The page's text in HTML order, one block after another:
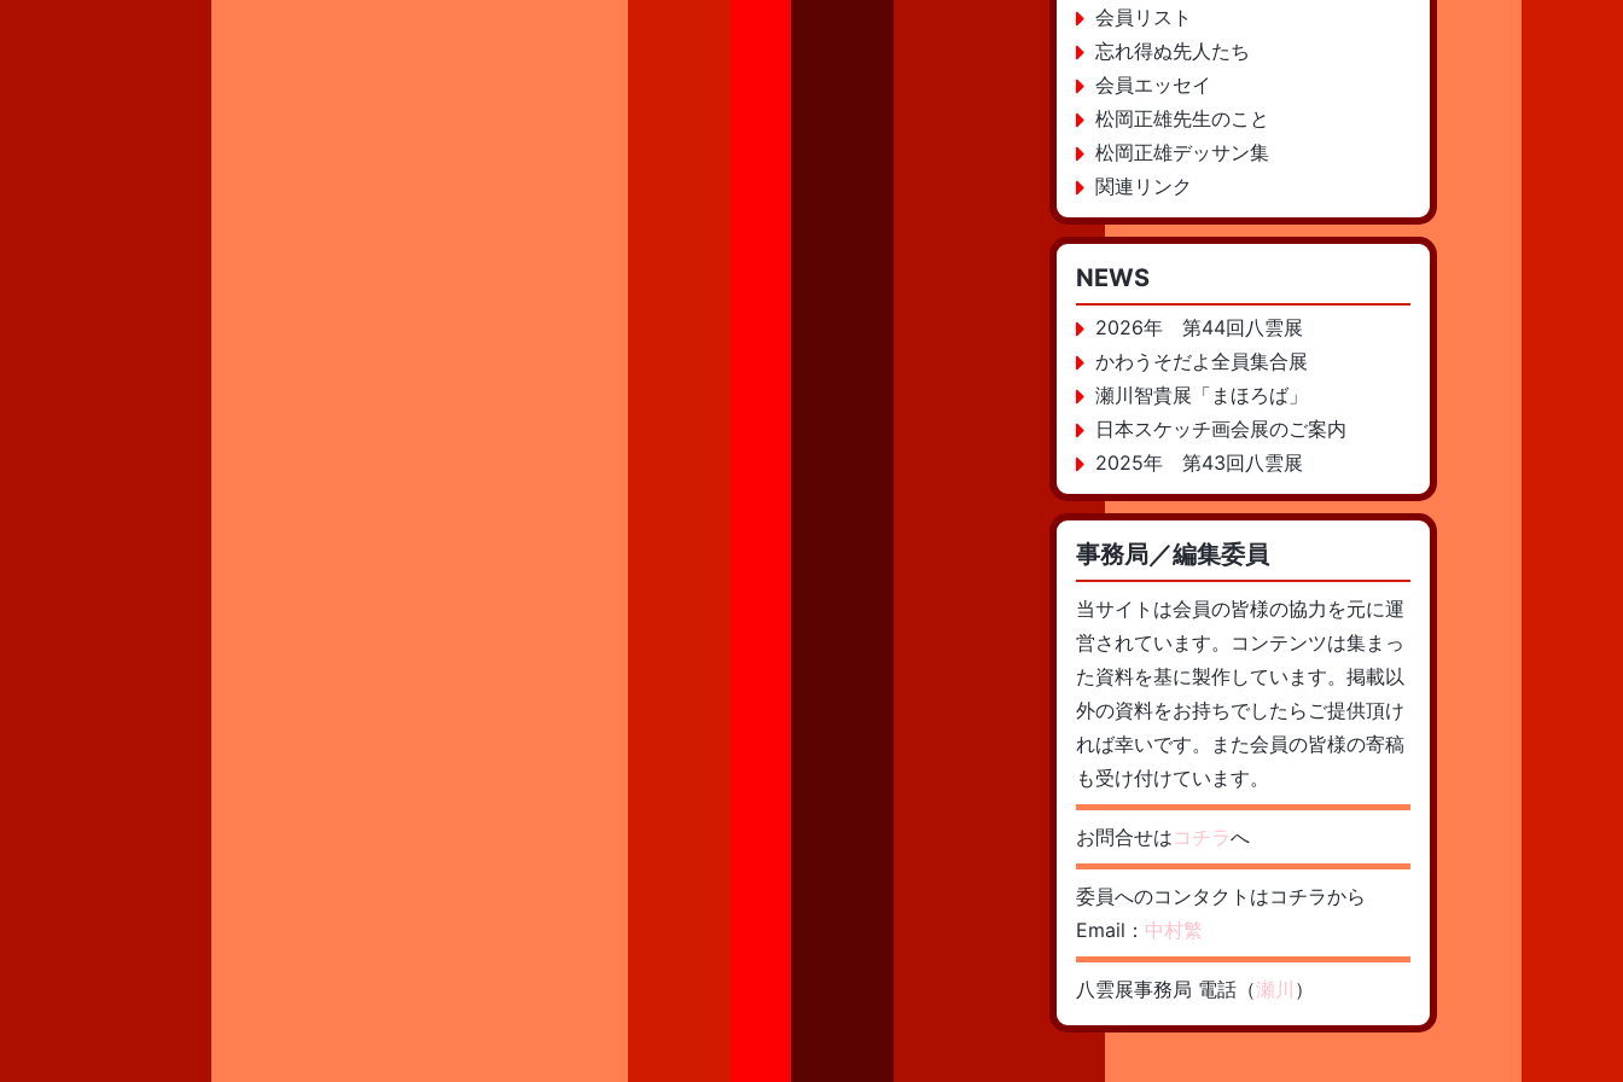
会員リスト
忘れ得ぬ先人たち
会員エッセイ
松岡正雄先生のこと
松岡正雄デッサン集
関連リンク
NEWS
2026年 第44回八雲展
かわうそだよ全員集合展
瀬川智貴展「まほろば」
日本スケッチ画会展のご案内
2025年 第43回八雲展
事務局／編集委員
当サイトは会員の皆様の協力を元に運
営されています。コンテンツは集まっ
た資料を基に製作しています。掲載以
外の資料をお持ちでしたらご提供頂け
れば幸いです。また会員の皆様の寄稿
も受け付けています。
お問合せはコチラへ
委員へのコンタクトはコチラから
Email： 中村繁
八雲展事務局 電話（瀬川 ）